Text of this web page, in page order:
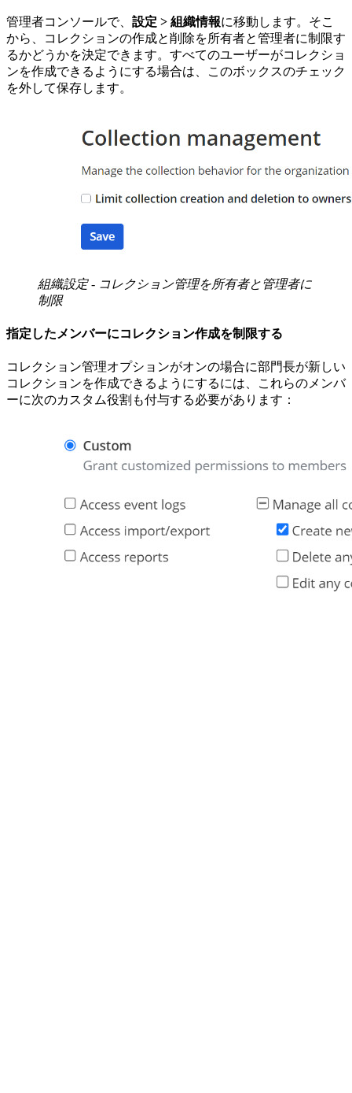
管理者コンソールで、 設定 > 組織情報に移動します。そこ
から、コレクションの作成と削除を所有者と管理者に制限す
るかどうかを決定できます。すべてのユーザーがコレクショ
ンを作成できるようにする場合は、このボックスのチェック
を外して保存します。
組織設定 - コレクション管理を所有者と管理者に
制限
指定したメンバーにコレクション作成を制限する
コレクション管理オプションがオンの場合に部門長が新しい
コレクションを作成できるようにするには、これらのメンバ
ーに次のカスタム役割も付与する必要があります：